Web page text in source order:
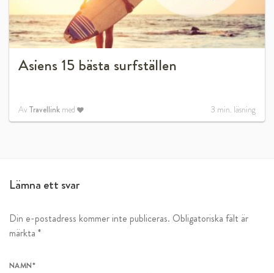
Asiens 15 bästa surfställen
Av Travellink med 3 min. läsning
Lämna ett svar
Din e-postadress kommer inte publiceras. Obligatoriska fält är
märkta *
NAMN*